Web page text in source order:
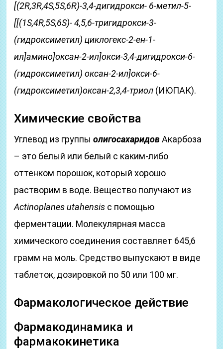
[(2R,3R,4S,5S,6R)-3,4-дигидрокси- 6-метил-5-
[[(1S,4R,5S,6S)- 4,5,6-тригидрокси-3-
(гидроксиметил) циклогекс-2-ен-1-
ил]амино]оксан-2-ил]окси-3,4-дигидрокси-6-
(гидроксиметил) оксан-2-ил]окси-6-
(гидроксиметил)оксан-2,3,4-триол (ИЮПАК).
Химические свойства
Углевод из группыолигосахаридовАкарбоза
– это белый или белый с каким-либо
оттенком порошок, который хорошо
растворим в воде. Вещество получают из
Actinoplanes utahensis с помощью
ферментации. Молекулярная масса
химического соединения составляет 645,6
грамм на моль. Средство выпускают в виде
таблеток, дозировкой по 50 или 100 мг.
Фармакологическое действие
Фармакодинамика и
фармакокинетика